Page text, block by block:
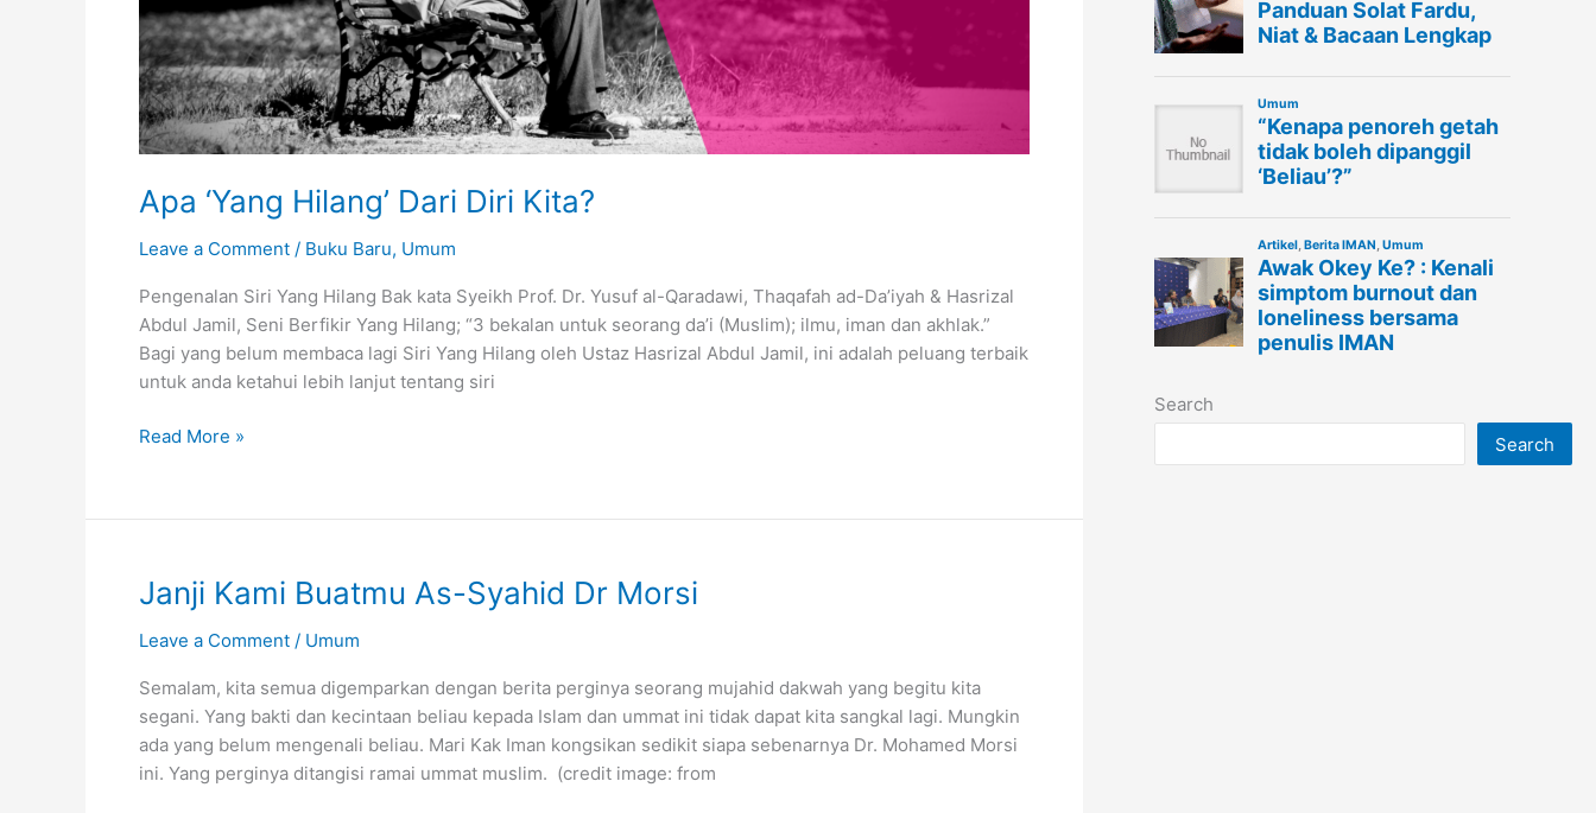
Apa ‘Yang Hilang’ Dari Diri Kita?
Leave a Comment / Buku Baru, Umum
Pengenalan Siri Yang Hilang Bak kata Syeikh Prof. Dr. Yusuf al-Qaradawi, Thaqafah ad-Da’iyah & Hasrizal
Abdul Jamil, Seni Berfikir Yang Hilang; “3 bekalan untuk seorang da’i (Muslim); ilmu, iman dan akhlak.”
Bagi yang belum membaca lagi Siri Yang Hilang oleh Ustaz Hasrizal Abdul Jamil, ini adalah peluang terbaik
untuk anda ketahui lebih lanjut tentang siri
Apa
Dari
Kita?
Read More »
Janji Kami Buatmu As-Syahid Dr Morsi
Leave a Comment / Umum
Semalam, kita semua digemparkan dengan berita perginya seorang mujahid dakwah yang begitu kita
segani. Yang bakti dan kecintaan beliau kepada Islam dan ummat ini tidak dapat kita sangkal lagi. Mungkin
ada yang belum mengenali beliau. Mari Kak Iman kongsikan sedikit siapa sebenarnya Dr. Mohamed Morsi
ini. Yang perginya ditangisi ramai ummat muslim. (credit image: from
Search
Search